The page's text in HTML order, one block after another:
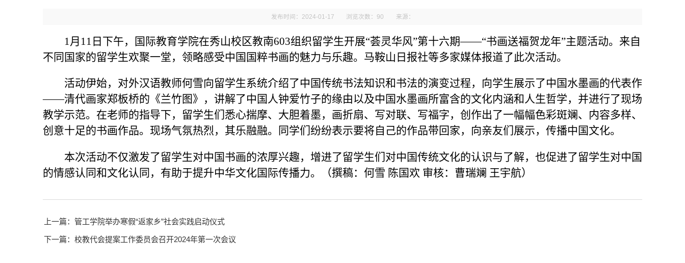
发布时间：2024-01-17 浏览次数： 90 来源：
1月11日下午，国际教育学院在秀山校区教南603组织留学生开展“荟灵华风”第十六期——“书画送福贺龙年”主题活动。来自
不同国家的留学生欢聚一堂，领略感受中国国粹书画的魅力与乐趣。马鞍山日报社等多家媒体报道了此次活动。
活动伊始，对外汉语教师何雪向留学生系统介绍了中国传统书法知识和书法的演变过程，向学生展示了中国水墨画的代表作
——清代画家郑板桥的《兰竹图》，讲解了中国人钟爱竹子的缘由以及中国水墨画所富含的文化内涵和人生哲学，并进行了现场
教学示范。在老师的指导下，留学生们悉心揣摩、大胆着墨，画折扇、写对联、写福字，创作出了一幅幅色彩斑斓、内容多样、
创意十足的书画作品。现场气氛热烈，其乐融融。同学们纷纷表示要将自己的作品带回家，向亲友们展示，传播中国文化。
本次活动不仅激发了留学生对中国书画的浓厚兴趣，增进了留学生们对中国传统文化的认识与了解，也促进了留学生对中国
的情感认同和文化认同，有助于提升中华文化国际传播力。（撰稿：何雪 陈国欢 审核：曹瑞斓 王宇航）
上一篇：管工学院举办寒假“返家乡”社会实践启动仪式
下一篇：校教代会提案工作委员会召开2024年第一次会议